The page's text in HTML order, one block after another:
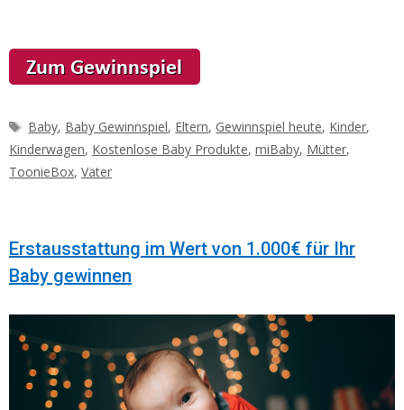
Schlagwörter
Baby, Baby Gewinnspiel, Eltern, Gewinnspiel heute, Kinder,
Kinderwagen, Kostenlose Baby Produkte, miBaby, Mütter,
ToonieBox, Väter
Erstausstattung im Wert von 1.000€ für Ihr
Baby gewinnen